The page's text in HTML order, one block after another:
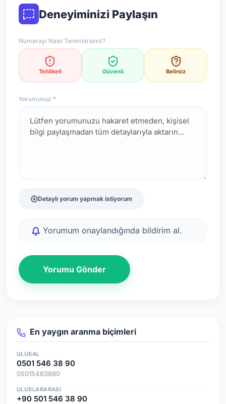
Deneyiminizi Paylaşın
Numarayı Nasıl Tanımlarsınız?
Tehlikeli Güvenli Belirsiz
Yorumunuz *
Detaylı yorum yapmak istiyorum
Yorumum onaylandığında bildirim al.
Yorumu Gönder
En yaygın aranma biçimleri
ULUSAL
0501 546 38 90
05015463890
ULUSLARARASI
+90 501 546 38 90